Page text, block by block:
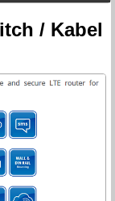
/ Kabel